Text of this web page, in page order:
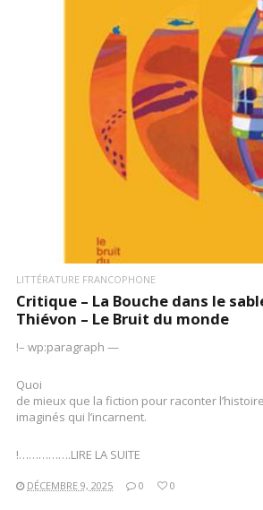
LIRE LA SUITE
LITTÉRATURE FRANCOPHONE
Critique – La Bouche dans le
Thiévon – Le Bruit du monde
!– wp:paragraph —
Quoi
de mieux que la fiction pour raconter
imaginés qui l’incarnent.
!…………….LIRE LA SUITE
DÉCEMBRE 9, 2025 0 0